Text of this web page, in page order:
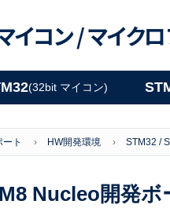
イコン /マイク
(32bit マイコン)
ト HW開発環境 STM32 /
Nucleo開発ボ